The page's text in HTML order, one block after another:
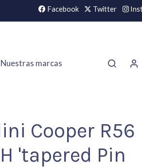
Facebook Twitter
Nuestras marcas
Cooper R56
'tapered Pin